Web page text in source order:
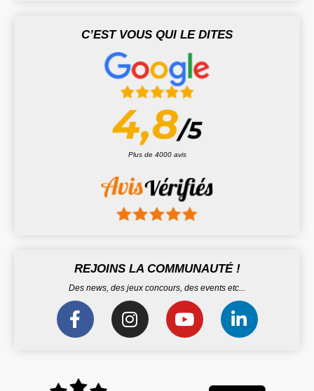
C’EST VOUS QUI LE DITES
Plus de 4000 avis
REJOINS LA COMMUNAUTÉ !
Des news, des jeux concours, des events etc...